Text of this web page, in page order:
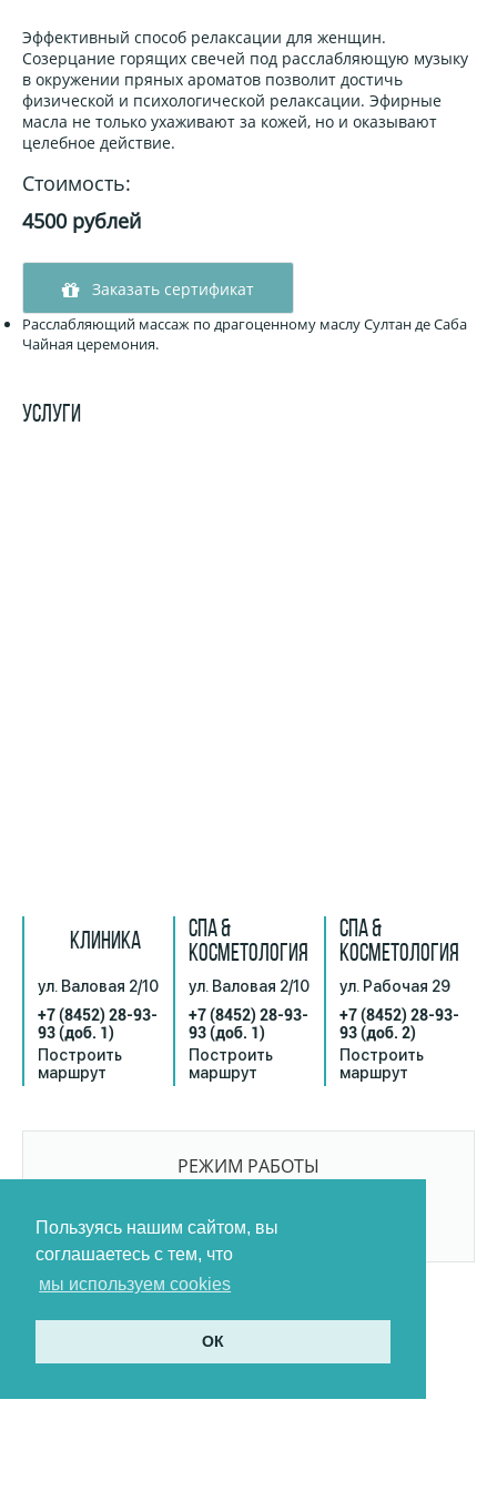
Пользуясь нашим сайтом, вы
соглашаетесь с тем, что
мы используем cookies
ОК
УСЛУГИ
Эффективный способ релаксации для женщин.
Созерцание горящих свечей под расслабляющую музыку
в окружении пряных ароматов позволит достичь
физической и психологической релаксации. Эфирные
масла не только ухаживают за кожей, но и оказывают
целебное действие.
Стоимость:
4500 рублей
Заказать сертификат
Расслабляющий массаж по драгоценному маслу Султан де Саба
Чайная церемония.
КЛИНИКА
ул. Валовая 2/10
+7 (8452) 28-93-
93(доб. 1)
Построить
маршрут
СПА &
КОСМЕТОЛОГИЯ
ул. Валовая 2/10
+7 (8452) 28-93-
93(доб. 1)
Построить
маршрут
СПА &
КОСМЕТОЛОГИЯ
ул. Рабочая 29
+7 (8452) 28-93-
93(доб. 2)
Построить
маршрут
РЕЖИМ РАБОТЫ
БЕЗ ПЕРЕРЫВОВ И ВЫХОДНЫХ